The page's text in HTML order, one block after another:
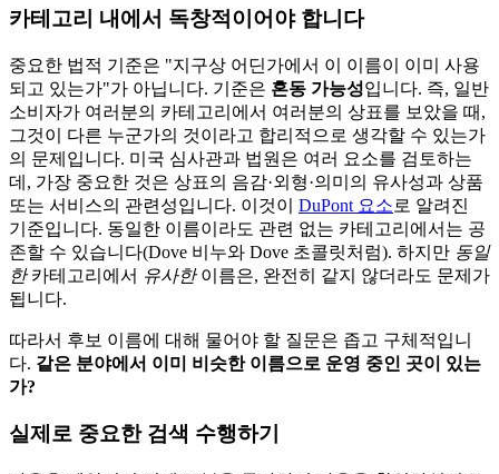
카테고리 내에서 독창적이어야 합니다
중요한 법적 기준은 "지구상 어딘가에서 이 이름이 이미 사용
되고 있는가"가 아닙니다. 기준은 혼동 가능성입니다. 즉, 일반
소비자가 여러분의 카테고리에서 여러분의 상표를 보았을 때,
그것이 다른 누군가의 것이라고 합리적으로 생각할 수 있는가
의 문제입니다. 미국 심사관과 법원은 여러 요소를 검토하는
데, 가장 중요한 것은 상표의 음감·외형·의미의 유사성과 상품
또는 서비스의 관련성입니다. 이것이 DuPont 요소로 알려진
기준입니다. 동일한 이름이라도 관련 없는 카테고리에서는 공
존할 수 있습니다(Dove 비누와 Dove 초콜릿처럼). 하지만 동일
한카테고리에서 유사한이름은, 완전히 같지 않더라도 문제가
됩니다.
따라서 후보 이름에 대해 물어야 할 질문은 좁고 구체적입니
다. 같은 분야에서 이미 비슷한 이름으로 운영 중인 곳이 있는
가?
실제로 중요한 검색 수행하기